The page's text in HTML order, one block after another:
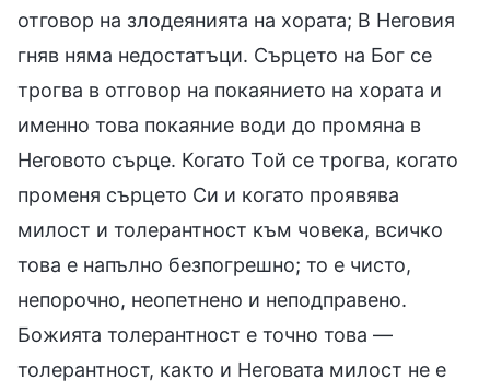
отговор на злодеянията на хората; В Неговия
гняв няма недостатъци. Сърцето на Бог се
трогва в отговор на покаянието на хората и
именно това покаяние води до промяна в
Неговото сърце. Когато Той се трогва, когато
променя сърцето Си и когато проявява
милост и толерантност към човека, всичко
това е напълно безпогрешно; то е чисто,
непорочно, неопетнено и неподправено.
Божията толерантност е точно това —
толерантност, както и Неговата милост не е